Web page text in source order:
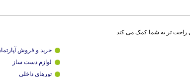
راحت تر به شما کمک می کند
خرید و فروش
لوازم دست ساز
تورهای داخلی